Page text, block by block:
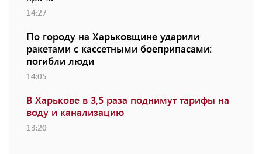
14:27
По городу на Харьковщине ударили
ракетами с кассетными боеприпасами:
погибли люди
14:05
В Харькове в 3,5 раза поднимут тарифы на
воду и канализацию
13:20